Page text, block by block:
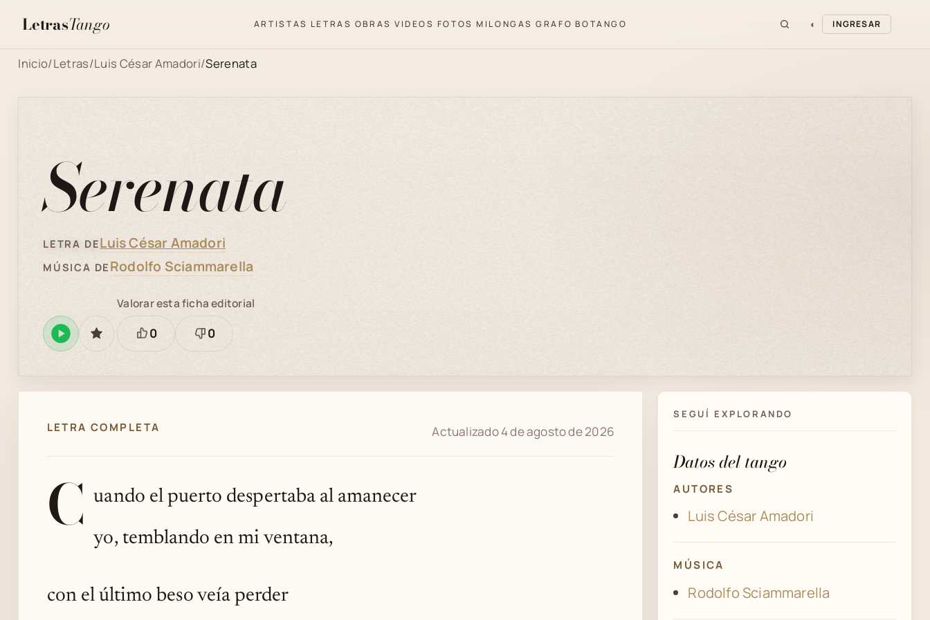
LetrasTango ARTISTAS LETRAS OBRAS VIDEOS FOTOS MILONGAS GRAFO BOTANGO ◐ INGRESAR
Inicio/Letras/Luis César Amadori/Serenata
Serenata
LETRA DELuis César Amadori
MÚSICA DE Rodolfo Sciammarella
ReproducirGUARDAR
Valorar esta ficha editorial
Está
0
Necesita
0
LETRA COMPLETA Actualizado 4 de agosto de 2026
C uando el puerto despertaba al amanecer
yo, temblando en mi ventana,
con el último beso veía perder
SEGUÍ EXPLORANDO
Datos del tango
AUTORES
Luis César Amadori
MÚSICA
Rodolfo Sciammarella